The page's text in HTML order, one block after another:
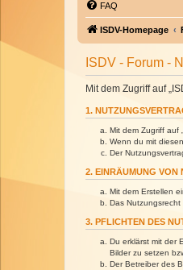
FAQ
ISDV-Homepage
ISDV - Forum -
Mit dem Zugriff auf
1.
Mit dem Zugriff auf
Wenn du mit
Der
2. EINRÄUMUNG VON
Mit dem Erstellen
Das
3. PFLICHTEN DES
Du erklärst mit der
Bilder zu setzen
Der Betreiber des